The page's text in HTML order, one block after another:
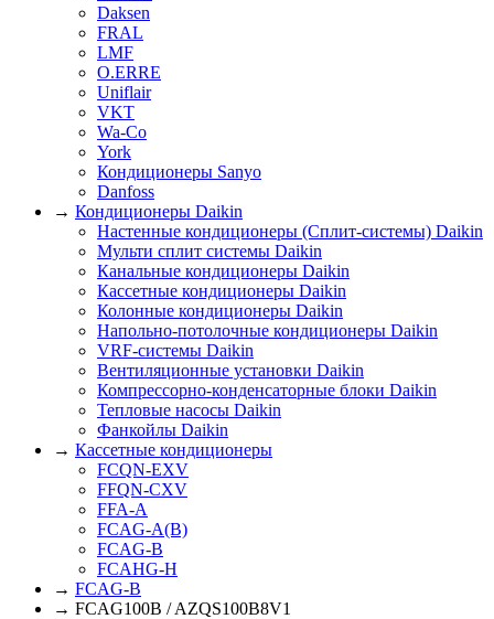
Daksen
FRAL
LMF
O.ERRE
Uniflair
VKT
Wa-Co
York
Кондиционеры Sanyo
Danfoss
→ Кондиционеры Daikin
Настенные кондиционеры (Сплит-системы) Daikin
Мульти сплит системы Daikin
Канальные кондиционеры Daikin
Кассетные кондиционеры Daikin
Колонные кондиционеры Daikin
Напольно-потолочные кондиционеры Daikin
VRF-системы Daikin
Вентиляционные установки Daikin
Компрессорно-конденсаторные блоки Daikin
Тепловые насосы Daikin
Фанкойлы Daikin
→ Кассетные кондиционеры
FCQN-EXV
FFQN-CXV
FFA-A
FCAG-A(B)
FCAG-B
FCAHG-H
→ FCAG-B
→ FCAG100B / AZQS100B8V1